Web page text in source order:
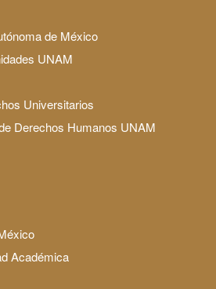
de México
UNAM
Universitarios
Derechos Humanos UNAM
Académica